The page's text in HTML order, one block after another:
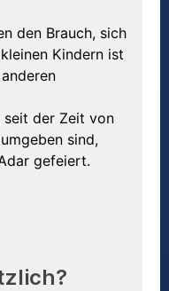
den Brauch, sich
Kindern ist
der Zeit von
sind,
gefeiert.